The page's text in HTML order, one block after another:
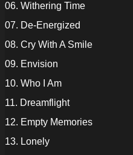
06. Withering Time
07. De-Energized
08. Cry With A Smile
09. Envision
10. Who I Am
11. Dreamflight
12. Empty Memories
13. Lonely